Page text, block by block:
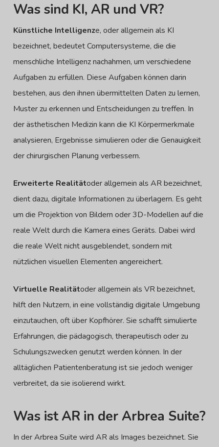
Was sind KI, AR und VR?
Künstliche Intelligenze, oder allgemein als KI
bezeichnet, bedeutet Computersysteme, die die
menschliche Intelligenz nachahmen, um verschiedene
Aufgaben zu erfüllen. Diese Aufgaben können darin
bestehen, aus den ihnen übermittelten Daten zu lernen,
Muster zu erkennen und Entscheidungen zu treffen. In
der ästhetischen Medizin kann die KI Körpermerkmale
analysieren, Ergebnisse simulieren oder die Genauigkeit
der chirurgischen Planung verbessern.
Erweiterte Realitätoder allgemein als AR bezeichnet,
dient dazu, digitale Informationen zu überlagern. Es geht
um die Projektion von Bildern oder 3D-Modellen auf die
reale Welt durch die Kamera eines Geräts. Dabei wird
die reale Welt nicht ausgeblendet, sondern mit
nützlichen visuellen Elementen angereichert.
Virtuelle Realitätoder allgemein als VR bezeichnet,
hilft den Nutzern, in eine vollständig digitale Umgebung
einzutauchen, oft über Kopfhörer. Sie schafft simulierte
Erfahrungen, die pädagogisch, therapeutisch oder zu
Schulungszwecken genutzt werden können. In der
alltäglichen Patientenberatung ist sie jedoch weniger
verbreitet, da sie isolierend wirkt.
Was ist AR in der Arbrea Suite?
In der Arbrea Suite wird AR als Images bezeichnet. Sie